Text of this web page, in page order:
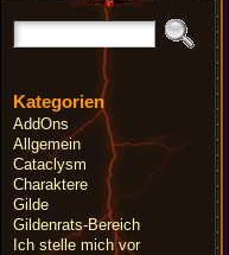
Kategorien
AddOns
Allgemein
Cataclysm
Charaktere
Gilde
Gildenrats-Bereich
Ich stelle mich vor